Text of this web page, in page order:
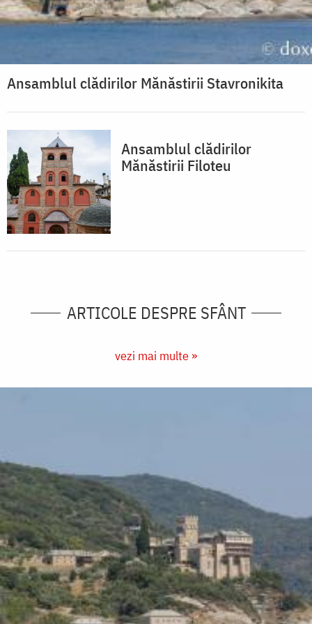
Ansamblul clădirilor Mănăstirii Stavronikita
Ansamblul clădirilor
Mănăstirii Filoteu
ARTICOLE DESPRE SFÂNT
vezi mai multe »